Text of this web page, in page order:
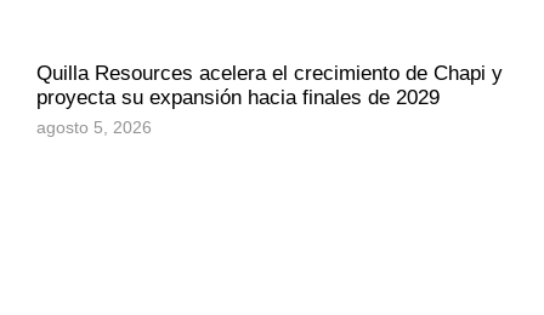
Quilla Resources acelera el crecimiento de Chapi y
proyecta su expansión hacia finales de 2029
agosto 5, 2026